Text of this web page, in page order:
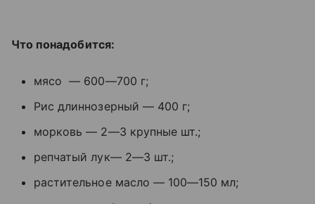
Что понадобится:
мясо — 600—700 г;
Рис длиннозерный — 400 г;
морковь — 2—3 крупные шт.;
репчатый лук— 2—3 шт.;
растительное масло — 100—150 мл;